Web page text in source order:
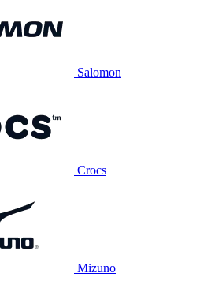
Salomon
Crocs
Mizuno